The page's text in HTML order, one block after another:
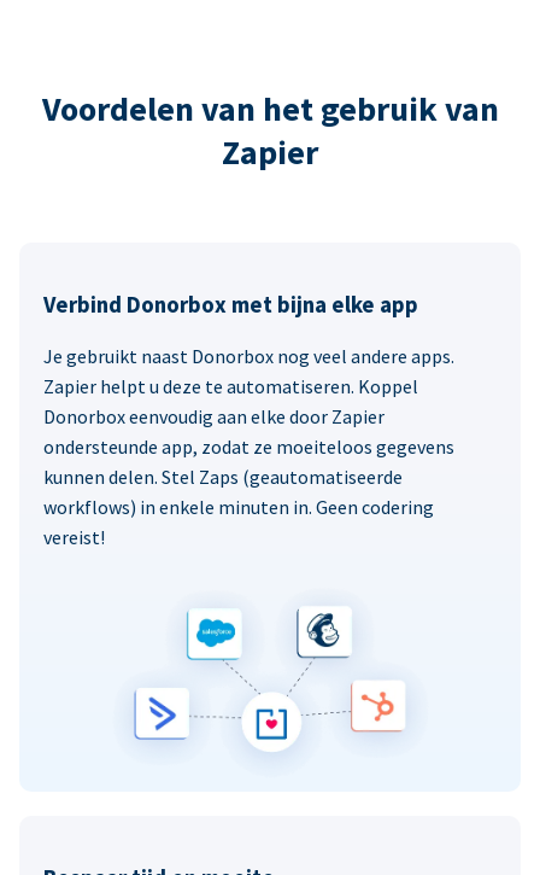
Voordelen van het gebruik van
Zapier
Verbind Donorbox met bijna elke app
Je gebruikt naast Donorbox nog veel andere apps.
Zapier helpt u deze te automatiseren. Koppel
Donorbox eenvoudig aan elke door Zapier
ondersteunde app, zodat ze moeiteloos gegevens
kunnen delen. Stel Zaps (geautomatiseerde
workflows) in enkele minuten in. Geen codering
vereist!